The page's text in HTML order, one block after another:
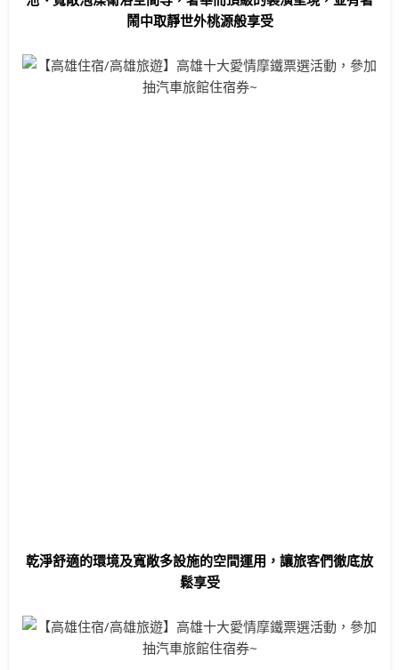
鬧中取靜世外桃源般享受
乾淨舒適的環境及寬敞多設施的空間運用， 讓旅客們徹底放
鬆享受